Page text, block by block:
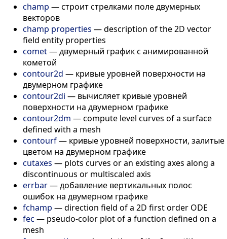
champ —строит стрелками поле двумерных
векторов
champ properties —description of the 2D vector
field entity properties
comet—двумерный график с анимированной
кометой
contour2d — кривые уровней поверхности на
двумерном графике
contour2di — вычисляет кривые уровней
поверхности на двумерном графике
contour2dm —compute level curves of a surface
defined with a mesh
contourf— кривые уровней поверхности, залитые
цветом на двумерном графике
cutaxes — plots curves or an existing axes along a
discontinuous or multiscaled axis
errbar—добавление вертикальных полос
ошибок на двумерном графике
fchamp —direction field of a 2D first order ODE
fec — pseudo-color plot of a function defined on a
mesh